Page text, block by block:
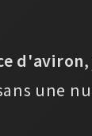
d'aviron
une